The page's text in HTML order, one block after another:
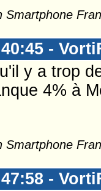
Smartphone
-
y a trop
4% à
Smartphone
-